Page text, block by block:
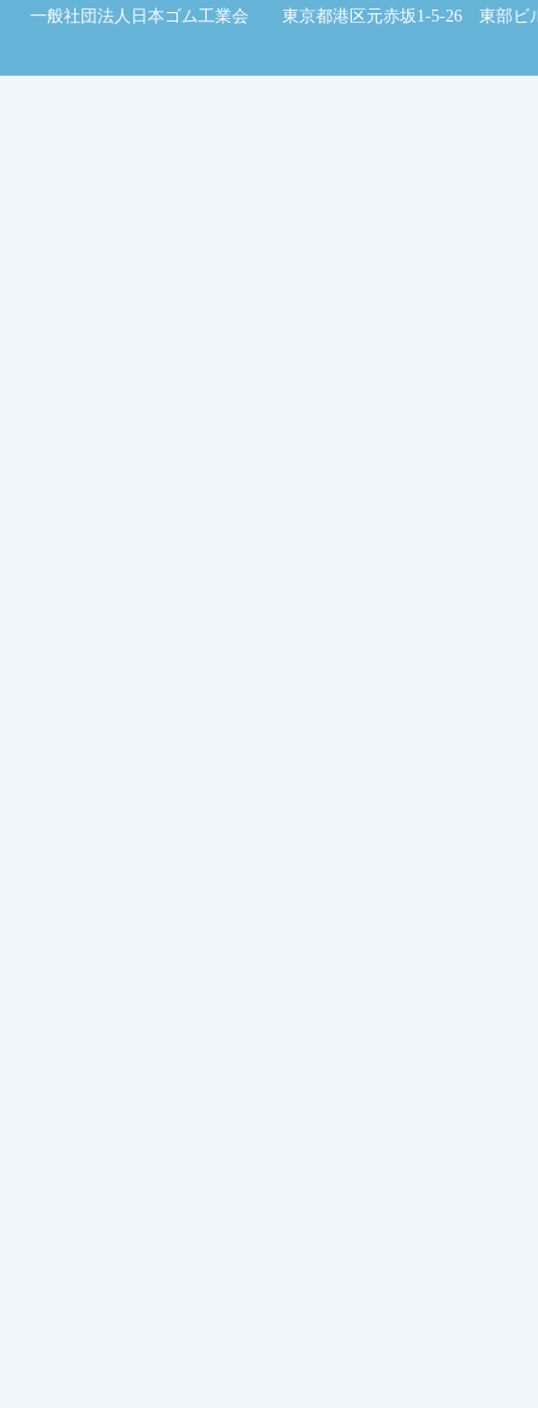
一般社団法人日本ゴム工業会 東京都港区元赤坂1-5-26 東部